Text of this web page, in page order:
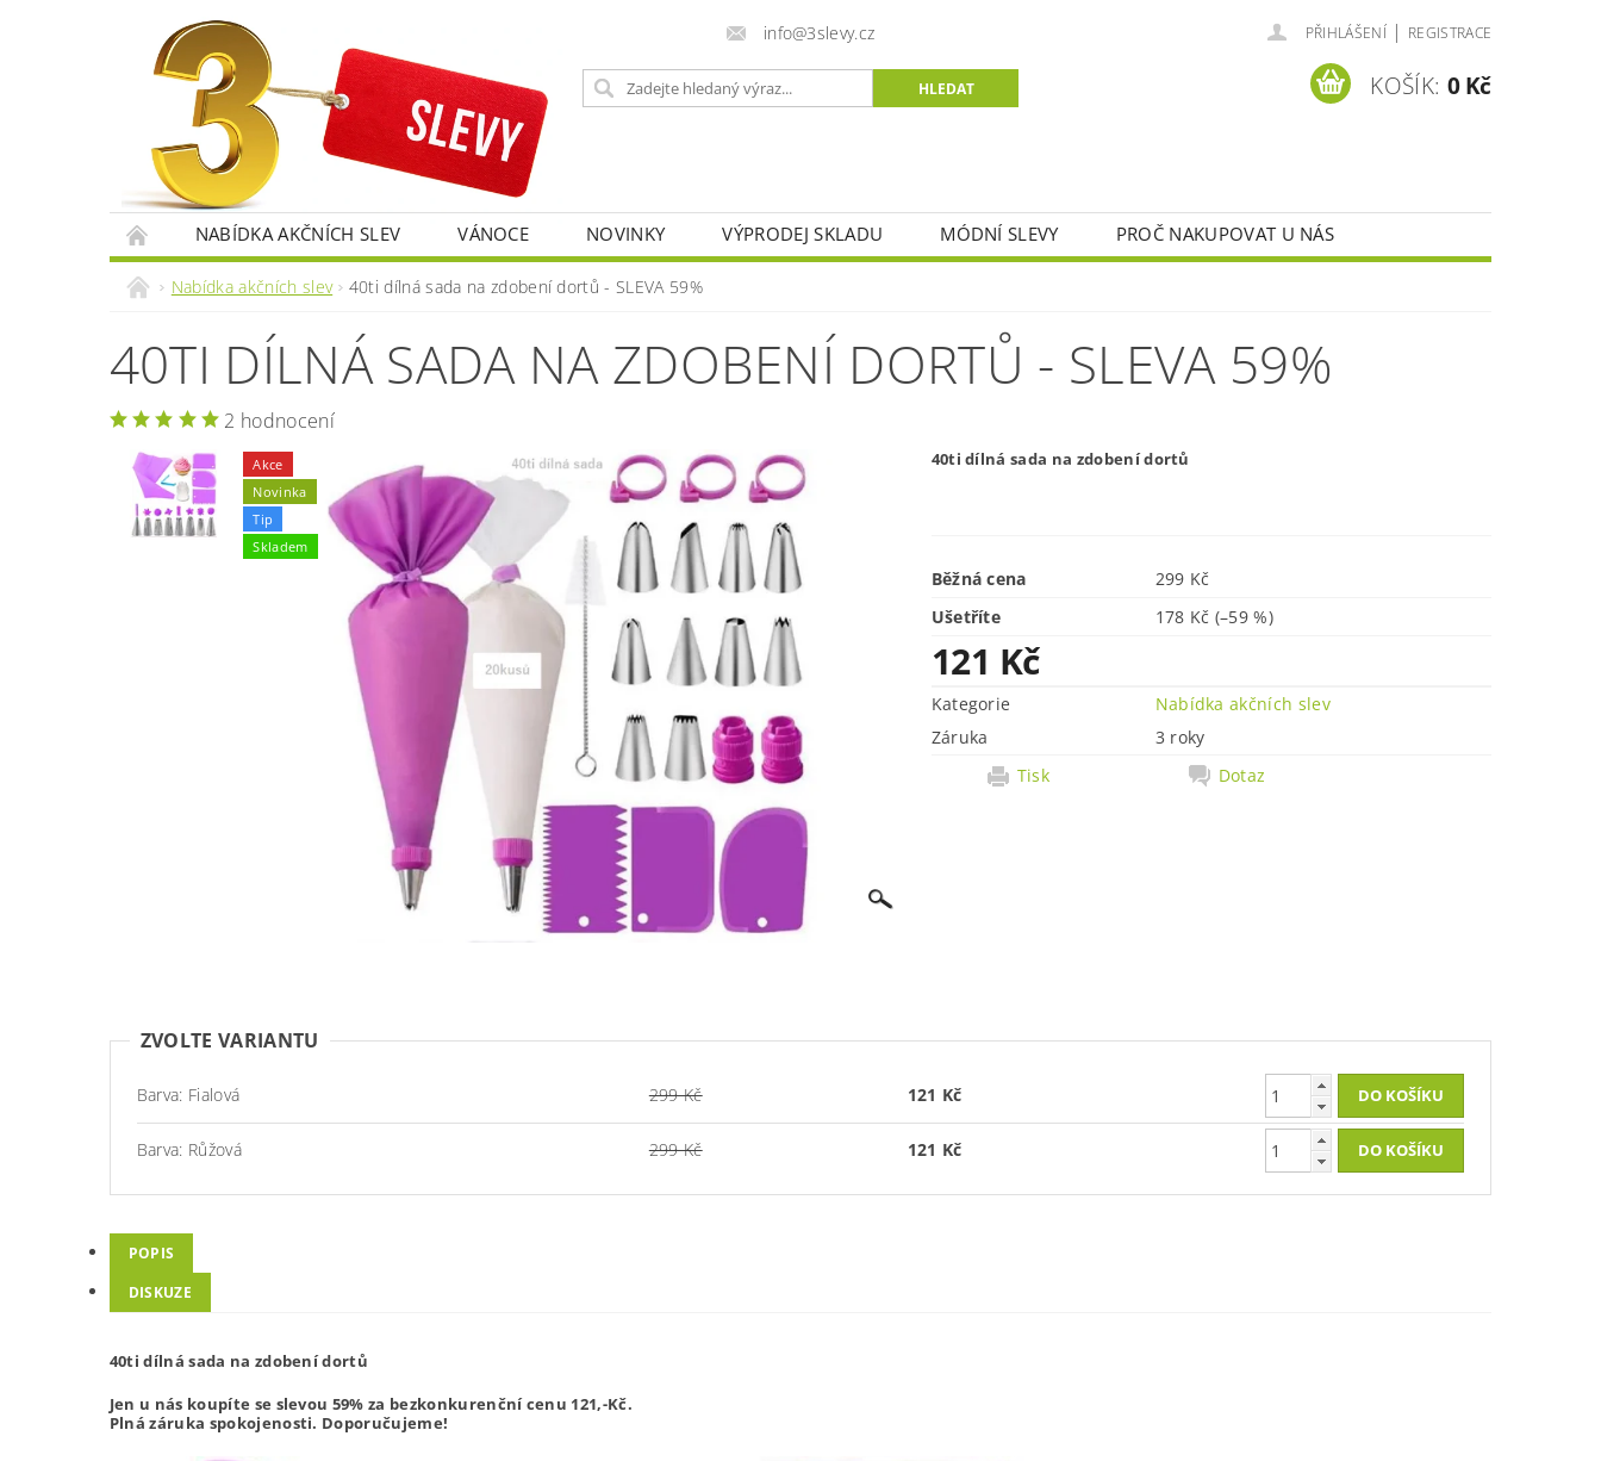
info@3slevy.cz PŘIHLÁŠENÍ | REGISTRACE
KOŠÍK: 0 Kč
NABÍDKA AKČNÍCH SLEV VÁNOCE NOVINKY VÝPRODEJ SKLADU MÓDNÍ SLEVY
PROČ NAKUPOVAT U NÁS
RECENZE OBCHODU 3SLEVY.CZ
Nabídka akčních slev 40ti dílná sada na zdobení dortů - SLEVA 59%
40TI DÍLNÁ SADA NA ZDOBENÍ DORTŮ - SLEVA 59%
2 hodnocení
Akce
Novinka
Tip
Skladem
40ti dílná sada na zdobení dortů
Běžná cena
299 Kč
Ušetříte
178 Kč (–59 %)
121 Kč
Kategorie
Nabídka akčních slev
Záruka
3 roky
Tisk
Dotaz
ZVOLTE VARIANTU
Barva: Fialová 299 Kč 121 Kč
Barva: Růžová 299 Kč 121 Kč
POPIS
DISKUZE
40ti dílná sada na zdobení dortů
Jen u nás koupíte se slevou 59% za bezkonkurenční cenu 121,-Kč.
Plná záruka spokojenosti. Doporučujeme!